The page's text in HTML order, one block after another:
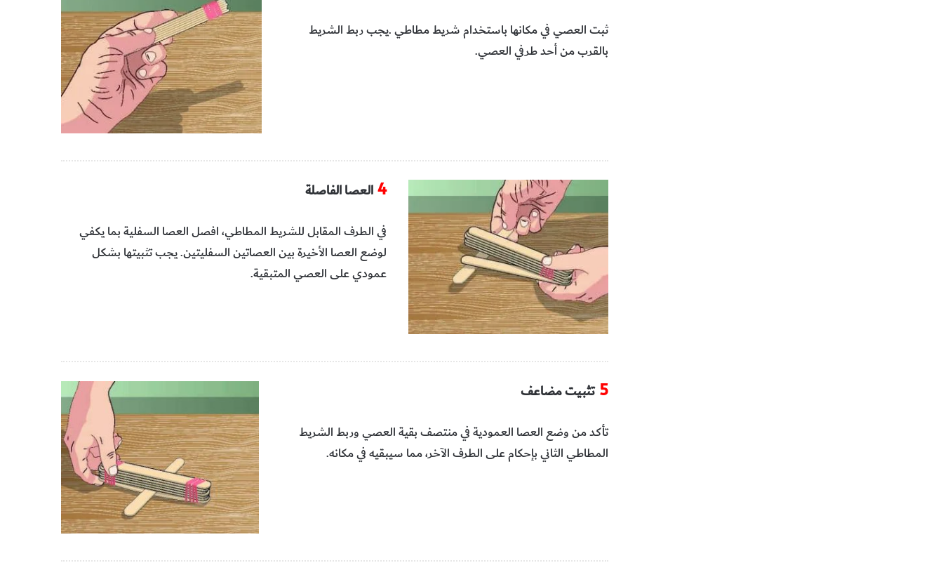
‬بالقرب‭ ‬من‭ ‬أحد‭ ‬طرفي‭ ‬العصي‭.‬
4 العصا‭ ‬الفاصلة
‬عمودي‭ ‬على‭ ‬العصي‭ ‬المتبقية‭.‬
5 تثبيت‭ ‬مضاعف
‬المطاطي‭ ‬الثاني‭ ‬بإحكام‭ ‬على‭ ‬الطرف‭ ‬الآخر،‭ ‬مما‭ ‬سيبقيه‭ ‬في‭ ‬مكانه‭.‬